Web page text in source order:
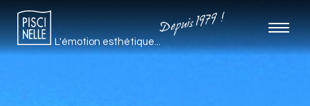
L'émotion esthétique...
Depuis 1979 !